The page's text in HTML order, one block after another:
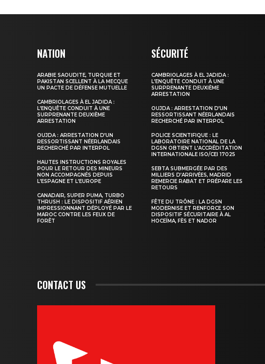
l'information
S'ABONNER MAINTENANT
NATION
ARABIE SAOUDITE, TURQUIE ET
PAKISTAN SCELLENT À LA MECQUE
UN PACTE DE DÉFENSE MUTUELLE
CAMBRIOLAGES À EL JADIDA :
L’ENQUÊTE CONDUIT À UNE
SURPRENANTE DEUXIÈME
ARRESTATION
OUJDA : ARRESTATION D’UN
RESSORTISSANT NÉERLANDAIS
RECHERCHÉ PAR INTERPOL
HAUTES INSTRUCTIONS ROYALES
POUR LE RETOUR DES MINEURS
NON ACCOMPAGNÉS DEPUIS
L’ESPAGNE ET L’EUROPE
CANADAIR, SUPER PUMA, TURBO
THRUSH : LE DISPOSITIF AÉRIEN
IMPRESSIONNANT DÉPLOYÉ PAR LE
MAROC CONTRE LES FEUX DE
FORÊT
SÉCURITÉ
CAMBRIOLAGES À EL JADIDA :
L’ENQUÊTE CONDUIT À UNE
SURPRENANTE DEUXIÈME
ARRESTATION
OUJDA : ARRESTATION D’UN
RESSORTISSANT NÉERLANDAIS
RECHERCHÉ PAR INTERPOL
POLICE SCIENTIFIQUE : LE
LABORATOIRE NATIONAL DE LA
DGSN OBTIENT L’ACCRÉDITATION
INTERNATIONALE ISO/CEI 17025
SEBTA SUBMERGÉE PAR DES
MILLIERS D’ARRIVÉES, MADRID
REMERCIE RABAT ET PRÉPARE LES
RETOURS
FÊTE DU TRÔNE : LA DGSN
MODERNISE ET RENFORCE SON
DISPOSITIF SÉCURITAIRE À AL
HOCEÏMA, FÈS ET NADOR
CONTACT US